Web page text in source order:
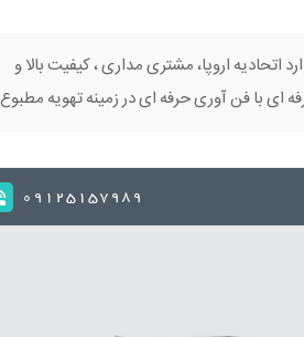
اتحادیه اروپا، مشتری مداری ، کیفیت بالا و
ای با فن آوری حرفه ای در زمینه تهویه مطبوع
09125157989